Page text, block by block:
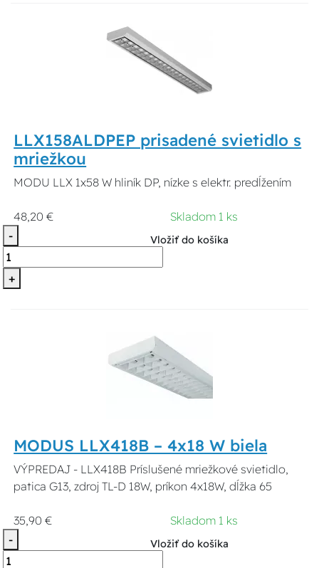
LLX158ALDPEP prisadené svietidlo s
mriežkou
MODU LLX 1x58 W hliník DP, nízke s elektr. predĺžením
48,20 €
Skladom 1 ks
-
+
Vložiť do košíka
MODUS LLX418B – 4x18 W biela
VÝPREDAJ - LLX418B Príslušené mriežkové svietidlo,
patica G13, zdroj TL-D 18W, príkon 4x18W, dĺžka 65
35,90 €
Skladom 1 ks
-
Vložiť do košíka